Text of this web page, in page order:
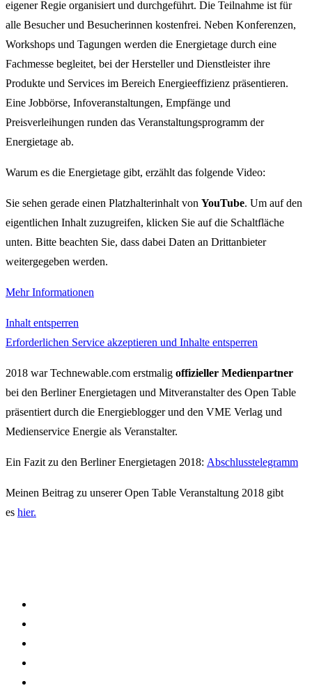
eigener Regie organisiert und durchgeführt. Die Teilnahme ist für
alle Besucher und Besucherinnen kostenfrei. Neben Konferenzen,
Workshops und Tagungen werden die Energietage durch eine
Fachmesse begleitet, bei der Hersteller und Dienstleister ihre
Produkte und Services im Bereich Energieeffizienz präsentieren.
Eine Jobbörse, Infoveranstaltungen, Empfänge und
Preisverleihungen runden das Veranstaltungsprogramm der
Energietage ab.
Warum es die Energietage gibt, erzählt das folgende Video:
Sie sehen gerade einen Platzhalterinhalt von YouTube. Um auf den
eigentlichen Inhalt zuzugreifen, klicken Sie auf die Schaltfläche
unten. Bitte beachten Sie, dass dabei Daten an Drittanbieter
weitergegeben werden.
Mehr Informationen
Inhalt entsperren
Erforderlichen Service akzeptieren und Inhalte entsperren
2018 war Technewable.com erstmalig offizieller Medienpartner
bei den Berliner Energietagen und Mitveranstalter des Open Table
präsentiert durch die Energieblogger und den VME Verlag und
Medienservice Energie als Veranstalter.
Ein Fazit zu den Berliner Energietagen 2018: Abschlusstelegramm
Meinen Beitrag zu unserer Open Table Veranstaltung 2018 gibt
es hier.